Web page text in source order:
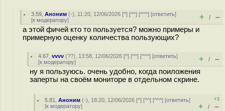
3.59 ,Аноним (-), 11:20, 12/06/2026 [^] [^^] [^^^] [ответить]
[к модератору] + / –
а этой фичей кто то пользуется? можно примеры и
примерную оценку количества пользующих?
4.67 ,vvvv (??), 13:58, 12/06/2026 [^] [^^] [^^^] [ответить]
[к модератору] + / –
ну я пользуюсь. очень удобно, когда поиложения
заперты на своём мониторе в отдельном скрине.
5.81 ,Аноним (-), 18:20, 12/06/2026 [^] [^^] [^^^] [ответить]
[к модератору]
+1
+ / –